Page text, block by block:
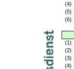
(4)
(5)
(6)
(1)
(2)
(3)
(4)